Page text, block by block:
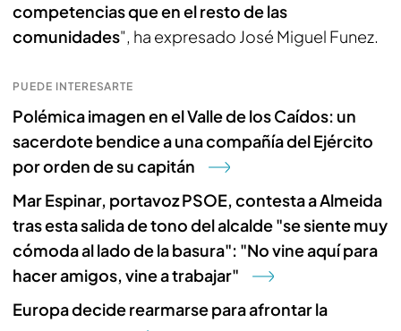
competencias que en el resto de las
comunidades", ha expresado José Miguel Funez.
PUEDE INTERESARTE
Polémica imagen en el Valle de los Caídos: un
sacerdote bendice a una compañía del Ejército
por orden de su capitán
Mar Espinar, portavoz PSOE, contesta a Almeida
tras esta salida de tono del alcalde "se siente muy
cómoda al lado de la basura": "No vine aquí para
hacer amigos, vine a trabajar"
Europa decide rearmarse para afrontar la